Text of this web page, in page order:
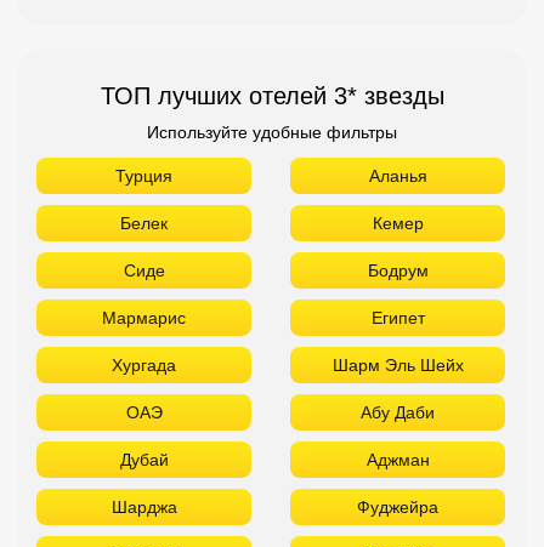
ТОП лучших отелей 3* звезды
Используйте удобные фильтры
Турция Аланья
Белек Кемер
Сиде Бодрум
Мармарис Египет
Хургада Шарм Эль Шейх
ОАЭ Абу Даби
Дубай Аджман
Шарджа Фуджейра